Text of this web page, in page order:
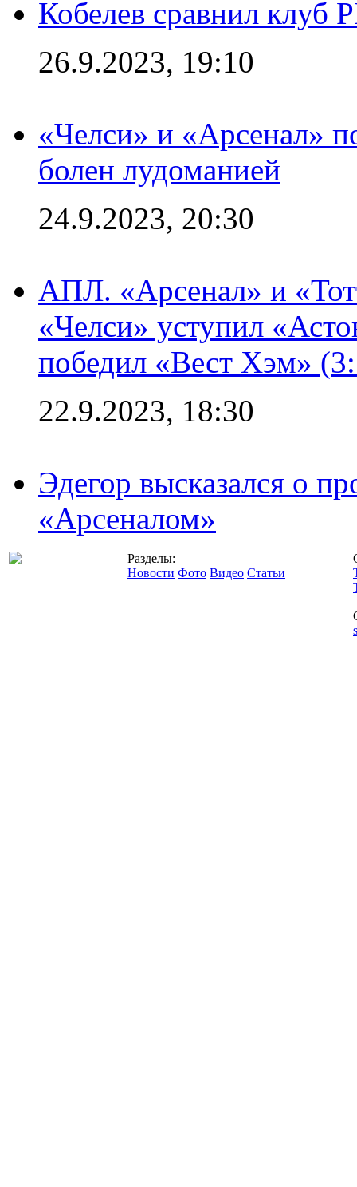
Кобелев сравнил клуб
26.9.2023, 19:10
«Челси» и «Арсенал»
болен лудоманией
24.9.2023, 20:30
АПЛ. «Арсенал» и
«Челси» уступил
победил «Вест Хэм»
22.9.2023, 18:30
Эдегор высказался о
«Арсеналом»
Разделы:
Новости Фото Видео Статьи